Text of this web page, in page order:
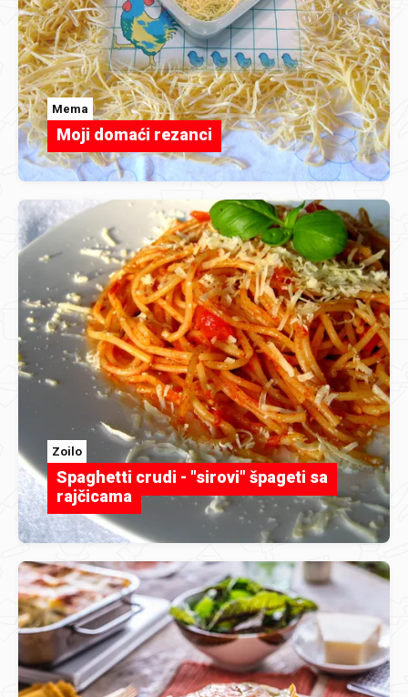
Mema
Moji domaći rezanci
Zoilo
Spaghetti crudi - "sirovi" špageti sa
rajčicama